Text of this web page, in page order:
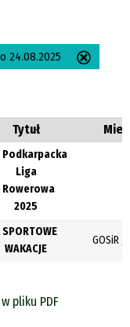
24.08.2025
Tytuł
Podkarpacka
Liga
Rowerowa
2025
SPORTOWE
WAKACJE
GOSiR
pliku PDF